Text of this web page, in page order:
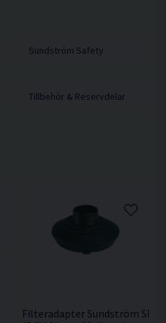
Sundström Safety
Tillbehör & Reservdelar
Filteradapter Sundström SR